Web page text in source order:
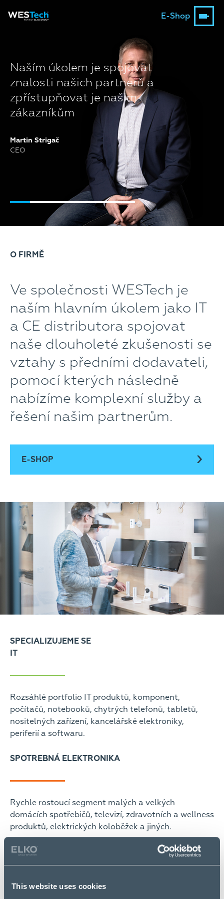
This website uses cookies
E-Shop
Naším úkolem je spojovat
znalosti našich partnerů a
zpřístupňovat je našim
zákazníkům
Martin Strigač
CEO
O FIRMĚ
Ve společnosti WESTech je
naším hlavním úkolem jako IT
a CE distributora spojovat
naše dlouholeté zkušenosti se
vztahy s předními dodavateli,
pomocí kterých následně
nabízíme komplexní služby a
řešení našim partnerům.
E-SHOP
SPECIALIZUJEME SE
IT
Rozsáhlé portfolio IT produktů, komponent,
počítačů, notebooků, chytrých telefonů, tabletů,
nositelných zařízení, kancelářské elektroniky,
periferií a softwaru.
SPOTREBNÁ ELEKTRONIKA
Rychle rostoucí segment malých a velkých
domácích spotřebičů, televizí, zdravotních a wellness
produktů, elektrických koloběžek a jiných.
RIEŠENIA